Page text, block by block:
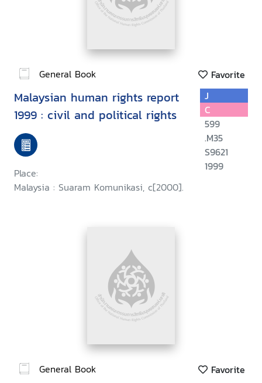
General Book Favorite
Malaysian human rights report
1999 : civil and political rights
Place:
Malaysia : Suaram Komunikasi, c[2000].
J
C
599
.M35
S9621
1999
General Book Favorite